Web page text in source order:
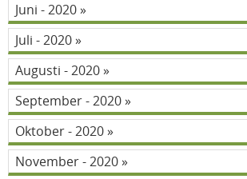
Juni - 2020
Juli - 2020
Augusti - 2020
September - 2020
Oktober - 2020
November - 2020